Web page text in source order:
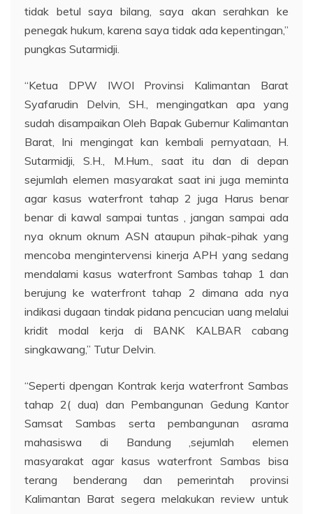
tidak betul saya bilang, saya akan serahkan ke
penegak hukum, karena saya tidak ada kepentingan,”
pungkas Sutarmidji.
“Ketua DPW IWOI Provinsi Kalimantan Barat
Syafarudin Delvin, SH., mengingatkan apa yang
sudah disampaikan Oleh Bapak Gubernur Kalimantan
Barat, Ini mengingat kan kembali pernyataan, H.
Sutarmidji, S.H., M.Hum., saat itu dan di depan
sejumlah elemen masyarakat saat ini juga meminta
agar kasus waterfront tahap 2 juga Harus benar
benar di kawal sampai tuntas , jangan sampai ada
nya oknum oknum ASN ataupun pihak-pihak yang
mencoba mengintervensi kinerja APH yang sedang
mendalami kasus waterfront Sambas tahap 1 dan
berujung ke waterfront tahap 2 dimana ada nya
indikasi dugaan tindak pidana pencucian uang melalui
kridit modal kerja di BANK KALBAR cabang
singkawang,” Tutur Delvin.
“Seperti dpengan Kontrak kerja waterfront Sambas
tahap 2( dua) dan Pembangunan Gedung Kantor
Samsat Sambas serta pembangunan asrama
mahasiswa di Bandung ,sejumlah elemen
masyarakat agar kasus waterfront Sambas bisa
terang benderang dan pemerintah provinsi
Kalimantan Barat segera melakukan review untuk